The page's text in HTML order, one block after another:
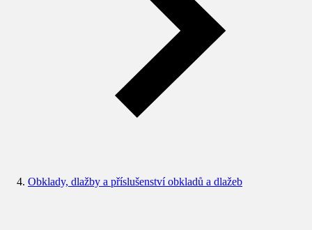
Obklady, dlažby a příslušenství obkladů a dlažeb